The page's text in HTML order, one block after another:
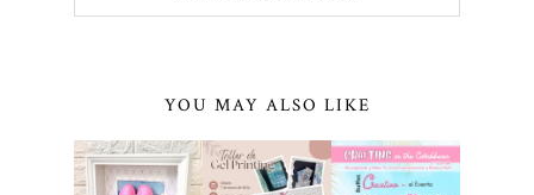
YOU MAY ALSO LIKE